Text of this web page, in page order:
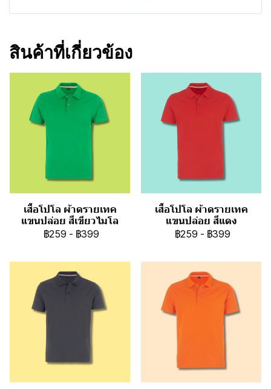
สินค้าที่เกี่ยวข้อง
เสื้อโปโล ผ้าดรายเทค
แขนปล่อย สีเขียวไมโล
฿259 - ฿399
เสื้อโปโล ผ้าดรายเทค
แขนปล่อย สีแดง
฿259 - ฿399